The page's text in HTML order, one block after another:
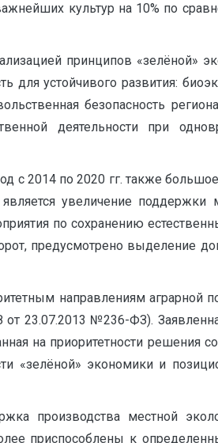
культур на 10% по
принципов «зелёной»
для устойчивого развития:
безопасность
деятельности при
с 2014 по 2020 гг. также
увеличение
по сохранению
предусмотрено выделение
направлениям аграрной
23.07.2013 №236-ФЗ).
на приоритетности решения
«зелёной» экономики и
производства местной
приспособлены к